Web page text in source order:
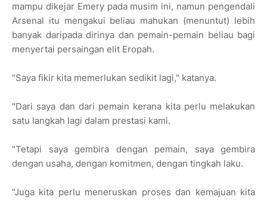
mampu dikejar Emery pada musim ini, namun pengendali
Arsenal itu mengakui beliau mahukan (menuntut) lebih
banyak daripada dirinya dan pemain-pemain beliau bagi
menyertai persaingan elit Eropah.
"Saya fikir kita memerlukan sedikit lagi," katanya.
"Dari saya dan dari pemain kerana kita perlu melakukan
satu langkah lagi dalam prestasi kami.
"Tetapi saya gembira dengan pemain, saya gembira
dengan usaha, dengan komitmen, dengan tingkah laku.
"Juga kita perlu meneruskan proses dan kemajuan kita